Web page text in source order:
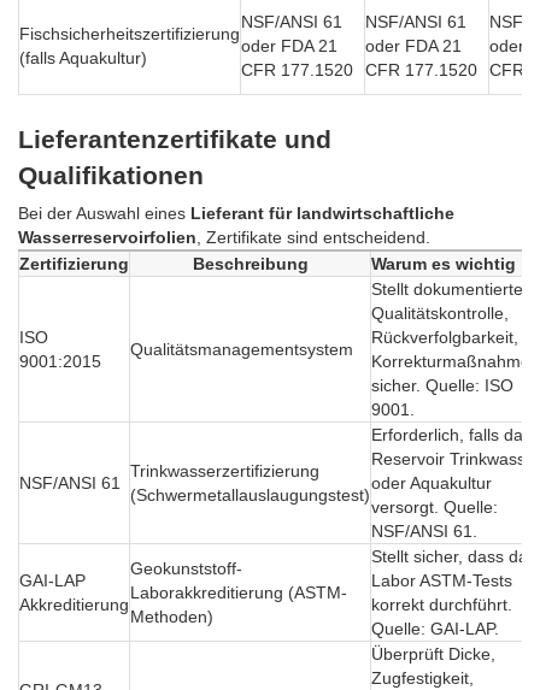
Fischsicherheitszertifizierung
(falls Aquakultur)
NSF/ANSI 61
oder FDA 21
CFR 177.1520
NSF/ANSI 61
oder FDA 21
CFR 177.1520
NSF/
oder
CFR
Lieferantenzertifikate und
Qualifikationen
Bei der Auswahl eines Lieferant für landwirtschaftliche
Wasserreservoirfolien , Zertifikate sind entscheidend.
Zertifizierung
Beschreibung Warum es wichtig ist
ISO
9001:2015
Qualitätsmanagementsystem
Stellt dokumentierte
Qualitätskontrolle,
Rückverfolgbarkeit,
Korrekturmaßnahmen
sicher. Quelle: ISO
9001.
NSF/ANSI 61
Trinkwasserzertifizierung
(Schwermetallauslaugungstest)
Erforderlich, falls das
Reservoir Trinkwasser
oder Aquakultur
versorgt. Quelle:
NSF/ANSI 61.
GAI-LAP
Akkreditierung
Geokunststoff-
Laborakkreditierung (ASTM-
Methoden)
Stellt sicher, dass das
Labor ASTM-Tests
korrekt durchführt.
Quelle: GAI-LAP.
Überprüft Dicke,
Zugfestigkeit,